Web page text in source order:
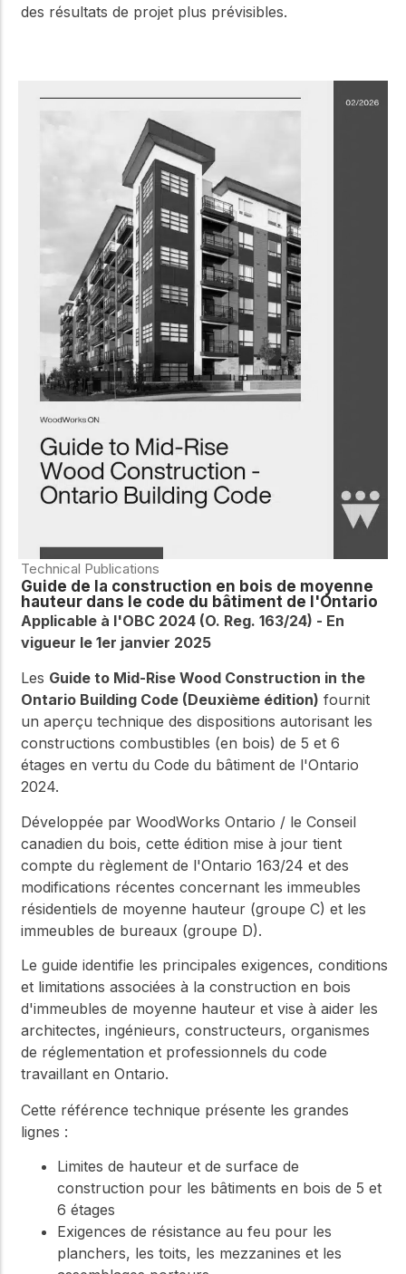
des résultats de projet plus prévisibles.
Technical Publications
Guide de la construction en bois de moyenne
hauteur dans le code du bâtiment de l'Ontario
Applicable à l'OBC 2024 (O. Reg. 163/24) - En
vigueur le 1er janvier 2025
Les Guide to Mid-Rise Wood Construction in the
Ontario Building Code (Deuxième édition) fournit
un aperçu technique des dispositions autorisant les
constructions combustibles (en bois) de 5 et 6
étages en vertu du Code du bâtiment de l'Ontario
2024.
Développée par WoodWorks Ontario / le Conseil
canadien du bois, cette édition mise à jour tient
compte du règlement de l'Ontario 163/24 et des
modifications récentes concernant les immeubles
résidentiels de moyenne hauteur (groupe C) et les
immeubles de bureaux (groupe D).
Le guide identifie les principales exigences, conditions
et limitations associées à la construction en bois
d'immeubles de moyenne hauteur et vise à aider les
architectes, ingénieurs, constructeurs, organismes
de réglementation et professionnels du code
travaillant en Ontario.
Cette référence technique présente les grandes
lignes :
Limites de hauteur et de surface de
construction pour les bâtiments en bois de 5 et
6 étages
Exigences de résistance au feu pour les
planchers, les toits, les mezzanines et les